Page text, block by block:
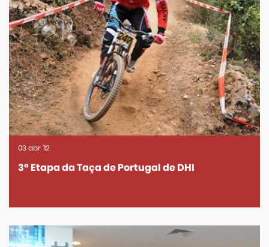
3ª Etapa da Taça de Portugal de DHI
03abr'12